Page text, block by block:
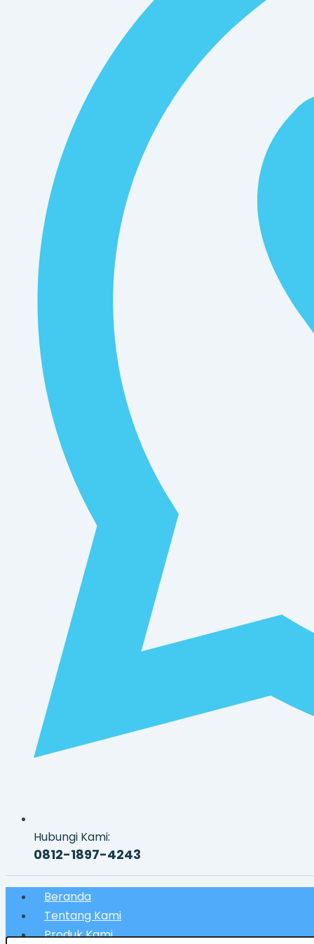
Hubungi Kami:
0812-1897-4243
Beranda
Tentang Kami
Produk Kami